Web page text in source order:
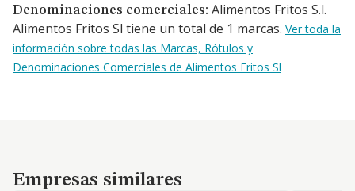
Denominaciones comerciales: Alimentos Fritos S.l.
Alimentos Fritos Sl tiene un total de 1 marcas. Ver toda la
información sobre todas las Marcas, Rótulos y
Denominaciones Comerciales de Alimentos Fritos Sl
Empresas similares
Empresas similares